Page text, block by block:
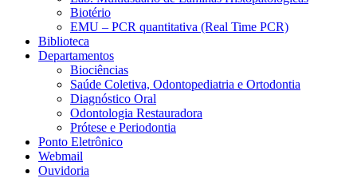
Biotério
EMU – PCR quantitativa (Real Time PCR)
Biblioteca
Departamentos
Biociências
Saúde Coletiva, Odontopediatria e Ortodontia
Diagnóstico Oral
Odontologia Restauradora
Prótese e Periodontia
Ponto Eletrônico
Webmail
Ouvidoria